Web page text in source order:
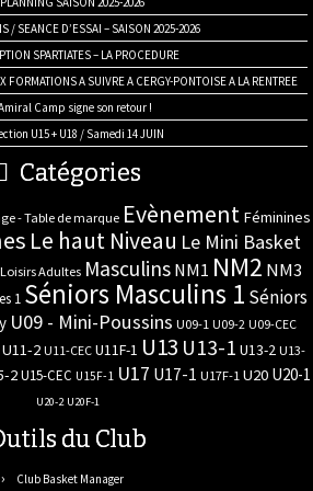
/ SEANCE D’ESSAI – SAISON 2025-2026
SPARTIATES – LA PROCEDURE
FORMATIONS A SUIVRE A CERGY-PONTOISE A LA RENTREE
Camp signe son retour !
U15 + U18 / Samedi 14 JUIN
Catégories
- Table de marque Evènement Féminines
Le haut Niveau Le Mini Basket
Loisirs Adultes Masculins NM1 NM2 NM3
1 Séniors Masculins 1 Séniors
U09 - Mini-Poussins U09-1 U09-2 U09-CEC
U11-2 U11-CEC U11F-1 U13 U13-1 U13-2 U13-
2U15-CEC U15F-1 U17 U17-1 U17F-1 U20 U20-1
U20-2 U20F-1
du Club
Club Basket Manager